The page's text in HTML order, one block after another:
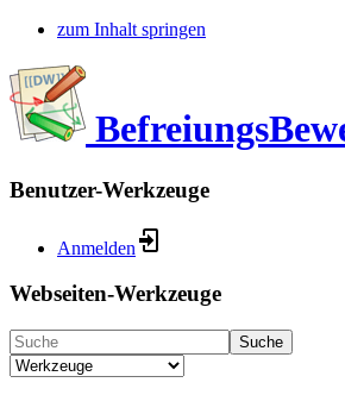
zum Inhalt springen
Benutzer-Werkzeuge
Anmelden
Webseiten-Werkzeuge
Suche